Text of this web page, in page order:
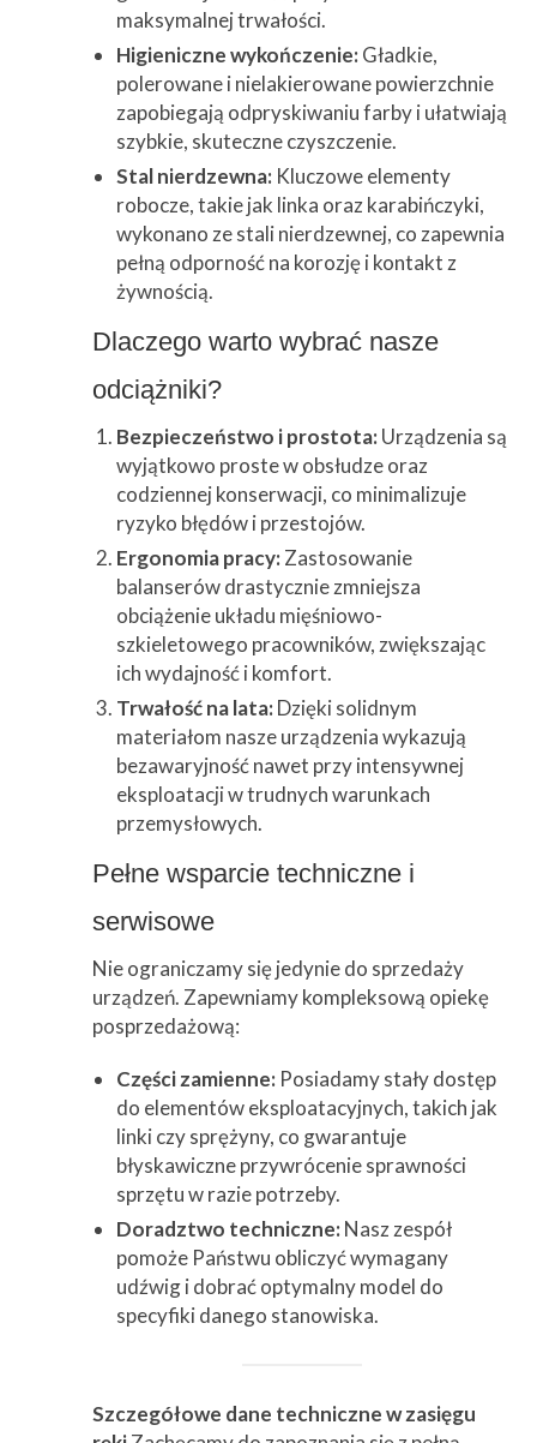
maksymalnej trwałości.
Higieniczne wykończenie:Gładkie,
polerowane i nielakierowane powierzchnie
zapobiegają odpryskiwaniu farby i ułatwiają
szybkie, skuteczne czyszczenie.
Stal nierdzewna:Kluczowe elementy
robocze, takie jak linka oraz karabińczyki,
wykonano ze stali nierdzewnej, co zapewnia
pełną odporność na korozję i kontakt z
żywnością.
Dlaczego warto wybrać nasze
odciążniki?
Bezpieczeństwo i prostota:Urządzenia są
wyjątkowo proste w obsłudze oraz
codziennej konserwacji, co minimalizuje
ryzyko błędów i przestojów.
Ergonomia pracy:Zastosowanie
balanserów drastycznie zmniejsza
obciążenie układu mięśniowo-
szkieletowego pracowników, zwiększając
ich wydajność i komfort.
Trwałość na lata:Dzięki solidnym
materiałom nasze urządzenia wykazują
bezawaryjność nawet przy intensywnej
eksploatacji w trudnych warunkach
przemysłowych.
Pełne wsparcie techniczne i
serwisowe
Nie ograniczamy się jedynie do sprzedaży
urządzeń. Zapewniamy kompleksową opiekę
posprzedażową:
Części zamienne:Posiadamy stały dostęp
do elementów eksploatacyjnych, takich jak
linki czy sprężyny, co gwarantuje
błyskawiczne przywrócenie sprawności
sprzętu w razie potrzeby.
Doradztwo techniczne:Nasz zespół
pomoże Państwu obliczyć wymagany
udźwig i dobrać optymalny model do
specyfiki danego stanowiska.
Szczegółowe dane techniczne w zasięgu